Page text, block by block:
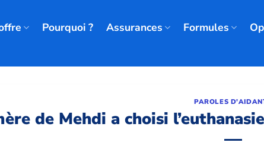
Pourquoi ? Assurances Formules
PAROLES
de Mehdi a choisi